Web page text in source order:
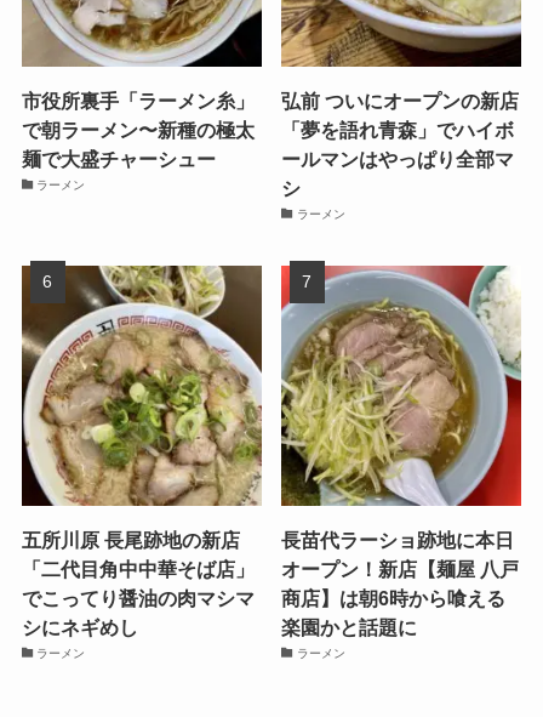
市役所裏手「ラーメン糸」
で朝ラーメン〜新種の極太
麺で大盛チャーシュー
ラーメン
弘前 ついにオープンの新店
「夢を語れ青森」でハイボ
ールマンはやっぱり全部マ
シ
ラーメン
五所川原 長尾跡地の新店
「二代目角中中華そば店」
でこってり醤油の肉マシマ
シにネギめし
ラーメン
長苗代ラーショ跡地に本日
オープン！新店【麺屋 八戸
商店】は朝6時から喰える
楽園かと話題に
ラーメン